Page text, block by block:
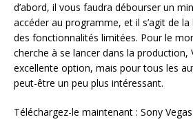
d’abord, il vous faudra débourser un
accéder au programme, et il s’agit de
des fonctionnalités limitées. Pour le
cherche à se lancer dans la production,
excellente option, mais pour tous les
peut-être un peu plus intéressant.
Téléchargez-le maintenant : Sony Vegas